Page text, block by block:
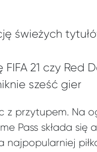
świeżych
21 czy Red
sześć gier
przytupem. Na
Pass składa się
najpopularniej